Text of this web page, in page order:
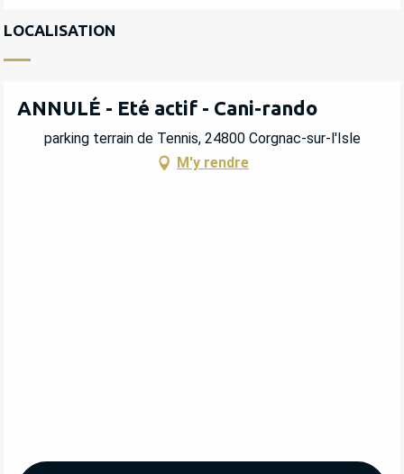
LOCALISATION
ANNULÉ - Eté actif - Cani-rando
parking terrain de Tennis, 24800 Corgnac-sur-l'Isle
M'y rendre